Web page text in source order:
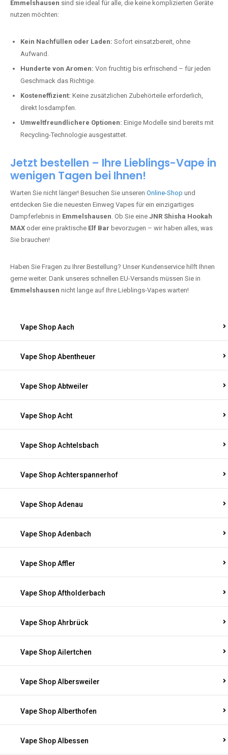
Emmelshausen sind sie ideal für alle, die keine komplizierten Geräte
nutzen möchten:
Kein Nachfüllen oder Laden: Sofort einsatzbereit, ohne
Aufwand.
Hunderte von Aromen: Von fruchtig bis erfrischend – für jeden
Geschmack das Richtige.
Kosteneffizient: Keine zusätzlichen Zubehörteile erforderlich,
direkt losdampfen.
Umweltfreundlichere Optionen: Einige Modelle sind bereits mit
Recycling-Technologie ausgestattet.
Jetzt bestellen – Ihre Lieblings-Vape in
wenigen Tagen bei Ihnen!
Warten Sie nicht länger! Besuchen Sie unseren Online-Shop und
entdecken Sie die neuesten Einweg Vapes für ein einzigartiges
Dampferlebnis in Emmelshausen. Ob Sie eine JNR Shisha Hookah
MAX oder eine praktische Elf Bar bevorzugen – wir haben alles, was
Sie brauchen!
Haben Sie Fragen zu Ihrer Bestellung? Unser Kundenservice hilft Ihnen
gerne weiter. Dank unseres schnellen EU-Versands müssen Sie in
Emmelshausen nicht lange auf Ihre Lieblings-Vapes warten!
Vape Shop Aach
Vape Shop Abentheuer
Vape Shop Abtweiler
Vape Shop Acht
Vape Shop Achtelsbach
Vape Shop Achterspannerhof
Vape Shop Adenau
Vape Shop Adenbach
Vape Shop Affler
Vape Shop Aftholderbach
Vape Shop Ahrbrück
Vape Shop Ailertchen
Vape Shop Albersweiler
Vape Shop Alberthofen
Vape Shop Albessen